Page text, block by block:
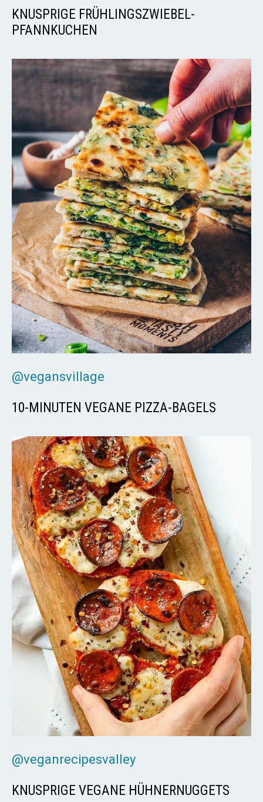
KNUSPRIGE FRÜHLINGSZWIEBEL-
PFANNKUCHEN
@vegansvillage
10-MINUTEN VEGANE PIZZA-BAGELS
@veganrecipesvalley
KNUSPRIGE VEGANE HÜHNERNUGGETS